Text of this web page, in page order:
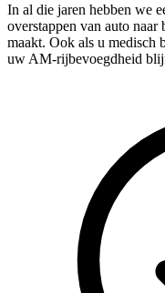
In al die jaren hebben we
overstappen van auto
maakt. Ook als u medisch
uw AM-rijbevoegdheid